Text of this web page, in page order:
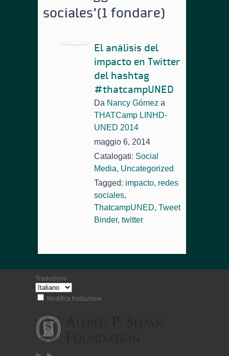
sociales'(1 fondare)
El análisis del
impacto en Twitter
del hashtag
#thatcampUNED
Da Nancy Gómez a
THATCamp LINHD-
UNED 2014
maggio 6, 2014
Catalogati: Social
Media, Uncategorized
Tagged: impacto, redes
sociales,
ThatcampUNED, Tweet
Binder, twitter
Traduzione
Modifica traduzione